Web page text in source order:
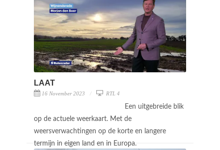
LAAT
16 November 2023 RTL 4
Een uitgebreide blik
op de actuele weerkaart. Met de
weersverwachtingen op de korte en langere
termijn in eigen land en in Europa.